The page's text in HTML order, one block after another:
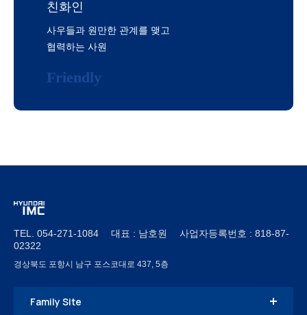
친화인
사우들과 원만한 관계를 맺고
협력하는 사원
Friendly
TEL. 054-271-1084 대표 : 남호원 사업자등록번호 : 818-87-
02322
경상북도 포항시 남구 포스코대로 437, 5층
Family Site